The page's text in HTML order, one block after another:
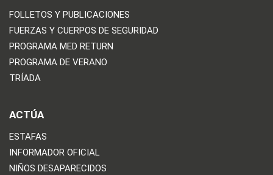
FOLLETOS Y PUBLICACIONES
FUERZAS Y CUERPOS DE SEGURIDAD
PROGRAMA MED RETURN
PROGRAMA DE VERANO
TRÍADA
ACTÚA
ESTAFAS
INFORMADOR OFICIAL
NIÑOS DESAPARECIDOS